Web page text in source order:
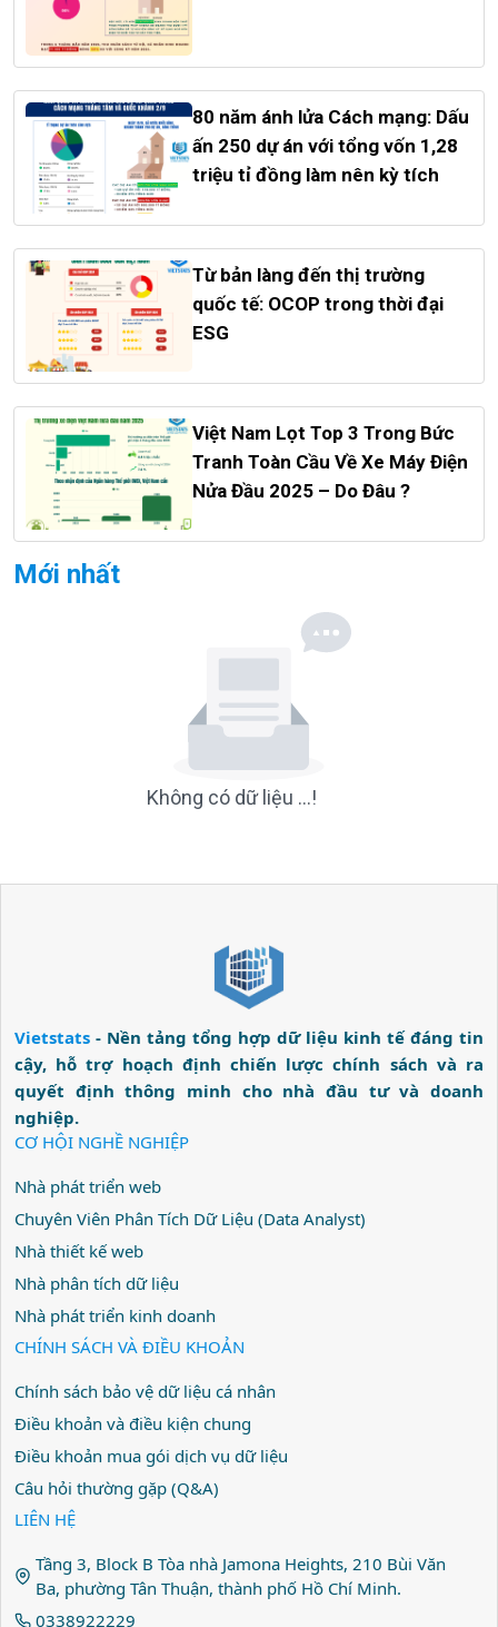
80 năm ánh lửa Cách mạng: Dấu
ấn 250 dự án với tổng vốn 1,28
triệu tỉ đồng làm nên kỳ tích
Từ bản làng đến thị trường
quốc tế: OCOP trong thời đại
ESG
Việt Nam Lọt Top 3 Trong Bức
Tranh Toàn Cầu Về Xe Máy Điện
Nửa Đầu 2025 – Do Đâu ?
Mới nhất
Không có dữ liệu ...!
Vietstats - Nền tảng tổng hợp dữ liệu kinh tế đáng tin
cậy, hỗ trợ hoạch định chiến lược chính sách và ra
quyết định thông minh cho nhà đầu tư và doanh
nghiệp.
CƠ HỘI NGHỀ NGHIỆP
Nhà phát triển web
Chuyên Viên Phân Tích Dữ Liệu (Data Analyst)
Nhà thiết kế web
Nhà phân tích dữ liệu
Nhà phát triển kinh doanh
CHÍNH SÁCH VÀ ĐIỀU KHOẢN
Chính sách bảo vệ dữ liệu cá nhân
Điều khoản và điều kiện chung
Điều khoản mua gói dịch vụ dữ liệu
Câu hỏi thường gặp (Q&A)
LIÊN HỆ
Tầng 3, Block B Tòa nhà Jamona Heights, 210 Bùi Văn
Ba, phường Tân Thuận, thành phố Hồ Chí Minh.
0338922229